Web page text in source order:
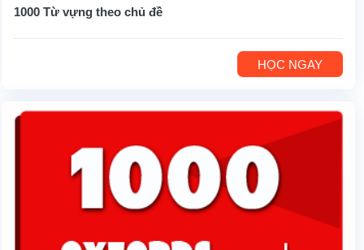
1000 Từ vựng theo chủ đề
HỌC NGAY